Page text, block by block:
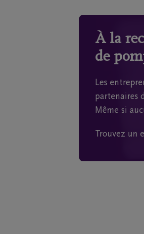
À la
de
Les
partenaires
Même si
Trouvez un